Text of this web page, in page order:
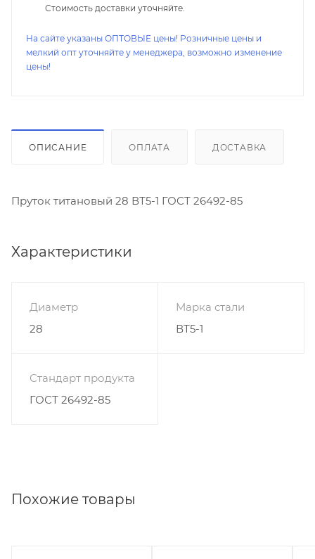
Стоимость доставки уточняйте.
На сайте указаны ОПТОВЫЕ цены! Розничные цены и
мелкий опт уточняйте у менеджера, возможно изменение
цены!
ОПИСАНИЕ ОПЛАТА ДОСТАВКА
Пруток титановый 28 ВТ5-1 ГОСТ 26492-85
Характеристики
Диаметр
28
Марка стали
ВТ5-1
Стандарт продукта
ГОСТ 26492-85
Похожие товары